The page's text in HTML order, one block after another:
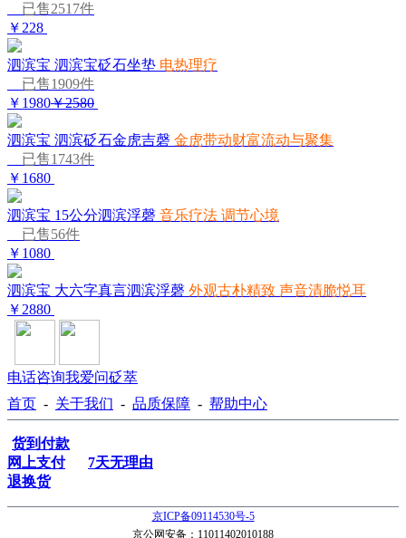
已售2517件
￥228
泗滨宝 泗滨宝砭石坐垫 电热理疗
已售1909件
￥1980￥2580
泗滨宝 泗滨砭石金虎吉磬 金虎带动财富流动与聚集
已售1743件
￥1680
泗滨宝 15公分泗滨浮磬 音乐疗法 调节心境
已售56件
￥1080
泗滨宝 大六字真言泗滨浮磬 外观古朴精致 声音清脆悦耳
￥2880
电话咨询我爱问砭萃
首页 - 关于我们 - 品质保障 - 帮助中心
货到付款
网上支付
7天无理由
退换货
京ICP备09114530号-5
京公网安备：11011402010188